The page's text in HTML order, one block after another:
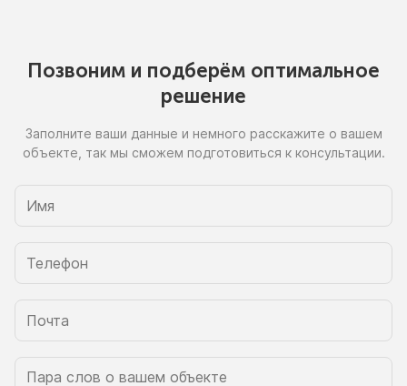
Позвоним и подберём оптимальное
решение
Заполните ваши данные и немного расскажите о вашем
объекте, так мы сможем подготовиться к консультации.